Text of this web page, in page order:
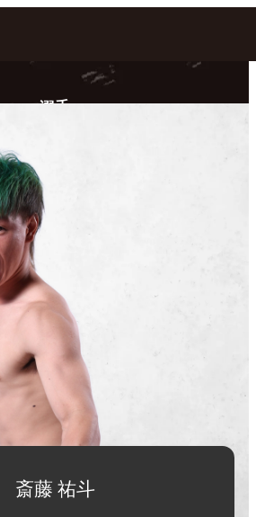
中文（简体）
中文（繁體）
العربية
選手
斎藤 祐斗